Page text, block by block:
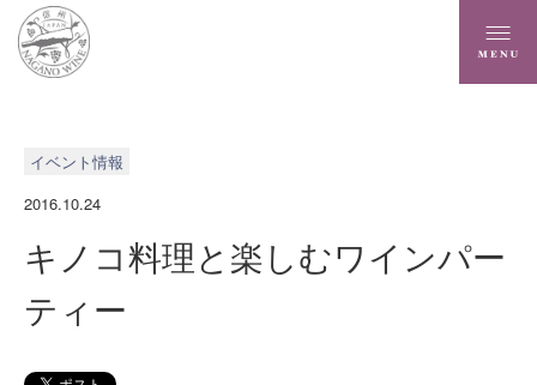
イベント情報
2016.10.24
キノコ料理と楽しむワインパー
ティー